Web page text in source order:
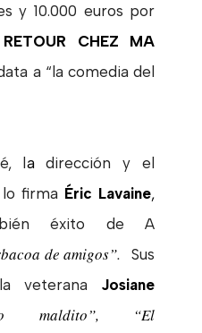
y 10.000 euros por
RETOUR CHEZ MA
a “la comedia del
ladirección y el
lo firma Éric Lavaine,
éxito de
A
de amigos”.
Sus
veterana
Josiane
maldito”, “El